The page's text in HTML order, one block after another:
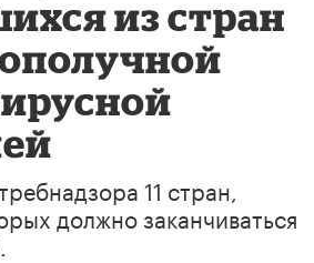
из стран
11 стран,
должно заканчиваться